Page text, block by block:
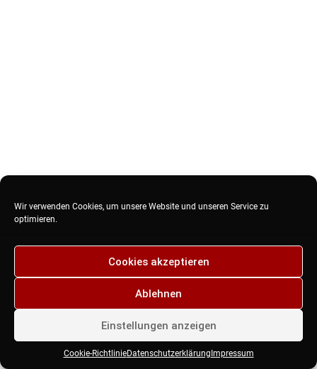
Wir verwenden Cookies, um unsere Website und unseren Service zu
optimieren.
Cookies akzeptieren
Ablehnen
Einstellungen anzeigen
Cookie-RichtlinieDatenschutzerklärung Impressum